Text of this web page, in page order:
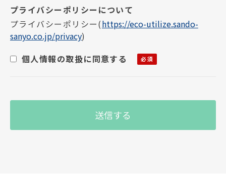
個人情報の利用目的について
お客様の個人情報は下記の目的に使用させて
いただきます。下記の目的以外で個人情報を使
用する場合は、改めて目的をお知らせし、お
は、弊社が提供するサービスがお受けできな
くなる場合がございます。
プライバシーポリシー(https://eco-utilize.sando-
sanyo.co.jp/privacy)
個人情報の取扱に同意する